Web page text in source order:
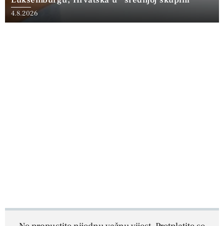
4.8.2026